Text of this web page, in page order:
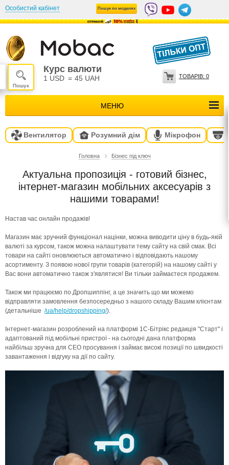
Особистий кабінет Пошук по моделях
Курс валюти
1 USD = 45 UAH
МЕНЮ
ТОВАРІВ: 0
Вентилятор Розумний дім Мікрофон
Головна Бізнес під ключ
Актуальна пропозиція - готовий бізнес,
інтернет-магазин мобільних аксесуарів з
нашими товарами!
Настав час онлайн продажів!
Магазин має зручний функціонал націнки, можна виводити ціну в будь-якій
валюті за курсом, також можна налаштувати тему сайту на свій смак. Всі
товари на сайті оновлюються автоматично і відповідають нашому
асортименту. З появою нової групи товарів (категорій) на нашому сайті у
Вас вони автоматично також з'являтися! Ви тільки займаєтеся продажем.
Також ми працюємо по Дропшиппінг, а це значить що ми можемо
відправляти замовлення безпосередньо з нашого складу Вашим клієнтам
(детальніше /ua/help/dropshipping/).
Інтернет-магазин розроблений на платформі 1С-Бітрікс редакція "Старт" і
адаптований під мобільні пристрої - на сьогодні дана платформа
найбільш зручна для СЕО просування і займає високі позиції по швидкості
завантаження і відгуку на дії по сайту.